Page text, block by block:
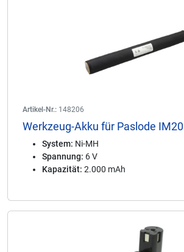
Artikel-Nr.: 148206
Werkzeug-Akku für Paslode
System: Ni-MH
Spannung: 6 V
Kapazität: 2.000 mAh